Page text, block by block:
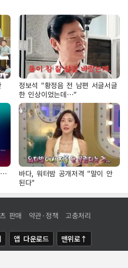
정보석 "황정음 전 남편 서글서글
한 인상이었는데…"
…
바다, 워터밤 공개저격 "말이 안
된다"
판매 약관·정책 고충처리
앱 다운로드 맨위로↑